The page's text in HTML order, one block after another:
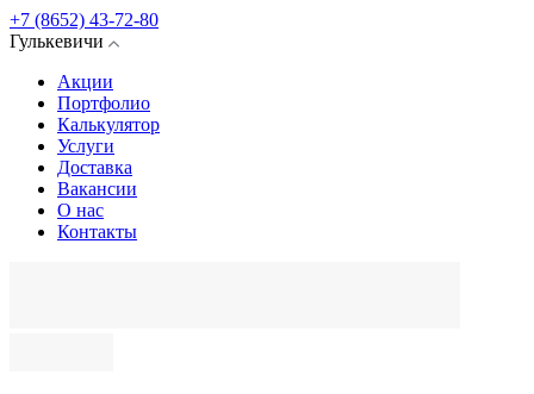
+7 (8652) 43-72-80
Гулькевичи
Акции
Портфолио
Калькулятор
Услуги
Доставка
Вакансии
О нас
Контакты